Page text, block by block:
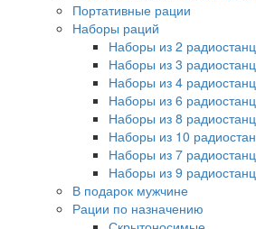
Портативные рации
Наборы раций
Наборы из 2
Наборы из 3
Наборы из 4
Наборы из 6
Наборы из 8
Наборы из 10
Наборы из 7
Наборы из 9
В подарок мужчине
Рации по назначению